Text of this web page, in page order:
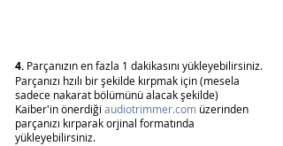
4. Parçanızın en fazla 1 dakikasını yükleyebilirsiniz.
Parçanızı hzılı bir şekilde kırpmak için (mesela
sadece nakarat bölümünü alacak şekilde)
Kaiber'in önerdiği audiotrimmer.com üzerinden
parçanızı kırparak orjinal formatında
yükleyebilirsiniz.